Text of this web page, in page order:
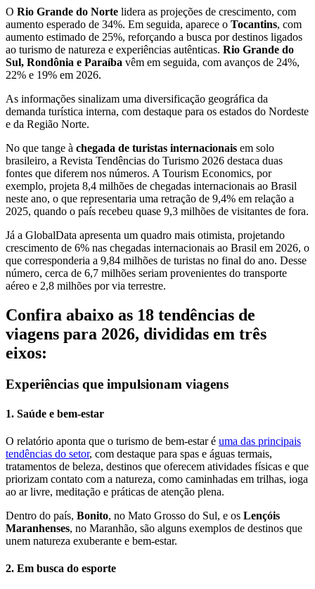
O Rio Grande do Norte lidera as projeções de crescimento, com
aumento esperado de 34%. Em seguida, aparece o Tocantins, com
aumento estimado de 25%, reforçando a busca por destinos ligados
ao turismo de natureza e experiências autênticas. Rio Grande do
Sul, Rondônia e Paraíba vêm em seguida, com avanços de 24%,
22% e 19% em 2026.
As informações sinalizam uma diversificação geográfica da
demanda turística interna, com destaque para os estados do Nordeste
e da Região Norte.
No que tange à chegada de turistas internacionais em solo
brasileiro, a Revista Tendências do Turismo 2026 destaca duas
fontes que diferem nos números. A Tourism Economics, por
exemplo, projeta 8,4 milhões de chegadas internacionais ao Brasil
neste ano, o que representaria uma retração de 9,4% em relação a
2025, quando o país recebeu quase 9,3 milhões de visitantes de fora.
Já a GlobalData apresenta um quadro mais otimista, projetando
crescimento de 6% nas chegadas internacionais ao Brasil em 2026, o
que corresponderia a 9,84 milhões de turistas no final do ano. Desse
número, cerca de 6,7 milhões seriam provenientes do transporte
aéreo e 2,8 milhões por via terrestre.
Confira abaixo as 18 tendências de
viagens para 2026, divididas em três
eixos:
Experiências que impulsionam viagens
1. Saúde e bem-estar
O relatório aponta que o turismo de bem-estar é uma das principais
tendências do setor, com destaque para spas e águas termais,
tratamentos de beleza, destinos que oferecem atividades físicas e que
priorizam contato com a natureza, como caminhadas em trilhas, ioga
ao ar livre, meditação e práticas de atenção plena.
Dentro do país, Bonito, no Mato Grosso do Sul, e os Lençóis
Maranhenses, no Maranhão, são alguns exemplos de destinos que
unem natureza exuberante e bem-estar.
2. Em busca do esporte